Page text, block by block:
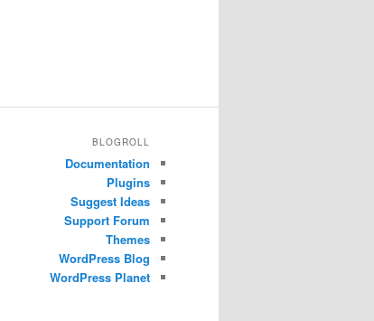
BLOGROLL
Documentation
Plugins
Suggest Ideas
Support Forum
Themes
WordPress Blog
WordPress Planet